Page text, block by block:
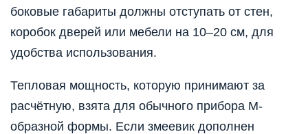
боковые габариты должны отступать от стен,
коробок дверей или мебели на 10–20 см, для
удобства использования.
Тепловая мощность, которую принимают за
расчётную, взята для обычного прибора М-
образной формы. Если змеевик дополнен